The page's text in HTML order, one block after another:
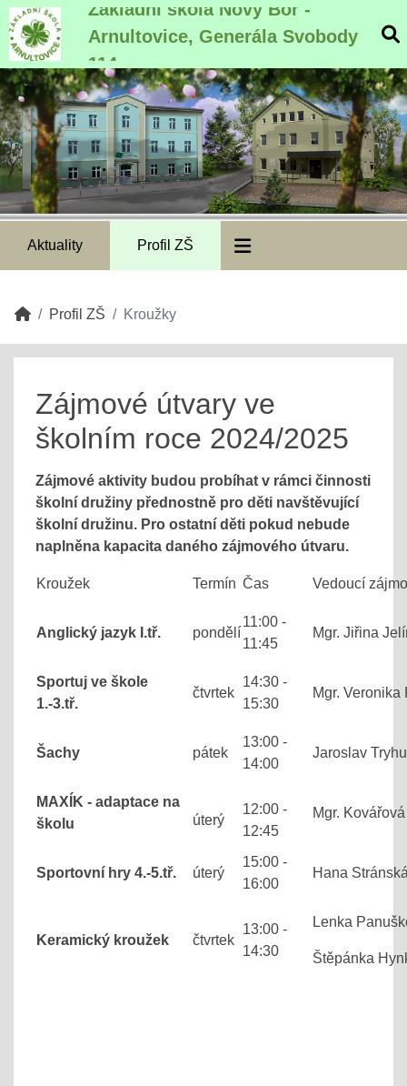
Základní škola Nový Bor -
Arnultovice, Generála Svobody
114
Aktuality Profil ZŠ
Profil ZŠ Kroužky
Zájmové útvary ve
školním roce 2024/2025
Zájmové aktivity budou probíhat v rámci činnosti
školní družiny přednostně pro děti navštěvující
školní družinu. Pro ostatní děti pokud nebude
naplněna kapacita daného zájmového útvaru.
Kroužek Termín Čas Vedoucí
Anglický jazyk I.tř. pondělí
11:00 -
11:45
Mgr. Jiřina
Sportuj ve škole
1.-3.tř.
čtvrtek
14:30 -
15:30
Mgr. Veronika
Šachy pátek
13:00 -
14:00
Jaroslav
MAXÍK - adaptace na
školu
úterý
12:00 -
12:45
Mgr. Kovářová
Sportovní hry 4.-5.tř. úterý
15:00 -
16:00
Hana
Keramický kroužek čtvrtek
13:00 -
14:30
Lenka
Štěpánka